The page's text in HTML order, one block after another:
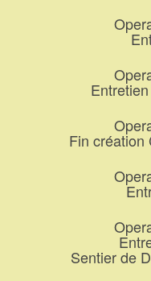
Fin création
Sentier de